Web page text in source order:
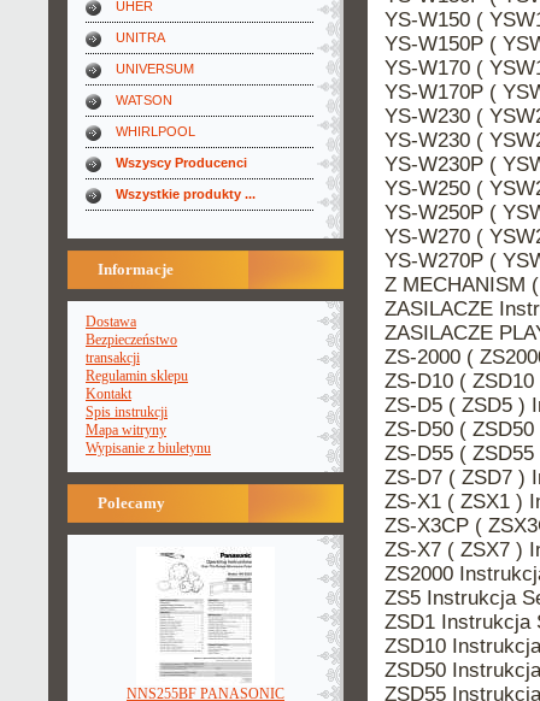
UHER
UNITRA
UNIVERSUM
WATSON
WHIRLPOOL
Wszyscy Producenci
Wszystkie produkty ...
Informacje
Dostawa
Bezpieczeństwo
transakcji
Regulamin sklepu
Kontakt
Spis instrukcji
Mapa witryny
Wypisanie z biuletynu
Polecamy
NNS255BF PANASONIC
YS-W150 (
YS-W150P (
YS-W170 (
YS-W170P (
YS-W230 (
YS-W230 (
YS-W230P (
YS-W250 (
YS-W250P (
YS-W270 (
YS-W270P (
Z MECHANISM
ZASILACZE
ZASILACZE
ZS-2000 (
ZS-D10 (
ZS-D5 ( ZSD5 )
ZS-D50 (
ZS-D55 (
ZS-D7 ( ZSD7 )
ZS-X1 ( ZSX1 )
ZS-X3CP (
ZS-X7 ( ZSX7 )
ZS2000
ZS5 Instrukcja
ZSD1 Instrukcja
ZSD10
ZSD50
ZSD55